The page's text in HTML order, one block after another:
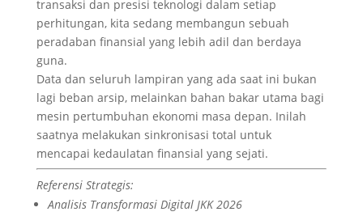
transaksi dan presisi teknologi dalam setiap
perhitungan, kita sedang membangun sebuah
peradaban finansial yang lebih adil dan berdaya
guna.
Data dan seluruh lampiran yang ada saat ini bukan
lagi beban arsip, melainkan bahan bakar utama bagi
mesin pertumbuhan ekonomi masa depan. Inilah
saatnya melakukan sinkronisasi total untuk
mencapai kedaulatan finansial yang sejati.
Referensi Strategis:
Analisis Transformasi Digital JKK 2026